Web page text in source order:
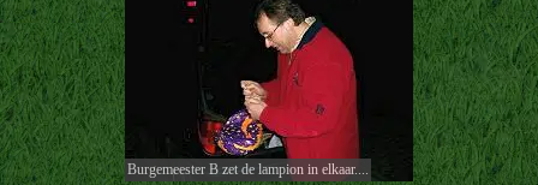
Burgemeester B zet de lampion in elkaar....